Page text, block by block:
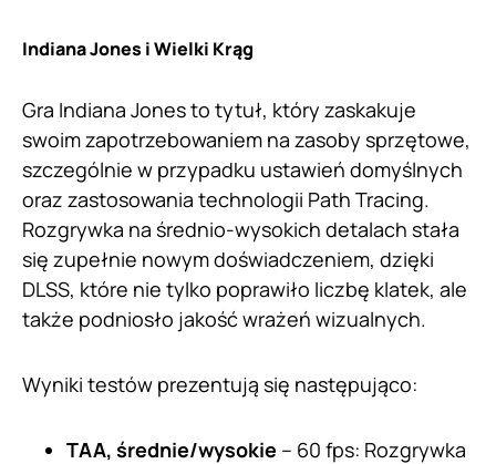
Indiana Jones i Wielki Krąg
Gra Indiana Jones to tytuł, który zaskakuje
swoim zapotrzebowaniem na zasoby sprzętowe,
szczególnie w przypadku ustawień domyślnych
oraz zastosowania technologii Path Tracing.
Rozgrywka na średnio-wysokich detalach stała
się zupełnie nowym doświadczeniem, dzięki
DLSS, które nie tylko poprawiło liczbę klatek, ale
także podniosło jakość wrażeń wizualnych.
Wyniki testów prezentują się następująco:
TAA, średnie/wysokie – 60 fps: Rozgrywka